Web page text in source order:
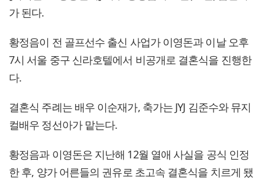
가 된다.
황정음이 전 골프선수 출신 사업가 이영돈과 이날 오후
7시 서울 중구 신라호텔에서 비공개로 결혼식을 진행한
다.
결혼식 주례는 배우 이순재가, 축가는 JYJ 김준수와 뮤지
컬배우 정선아가 맡는다.
황정음과 이영돈은 지난해 12월 열애 사실을 공식 인정
한 후, 양가 어른들의 권유로 초고속 결혼식을 치르게 됐